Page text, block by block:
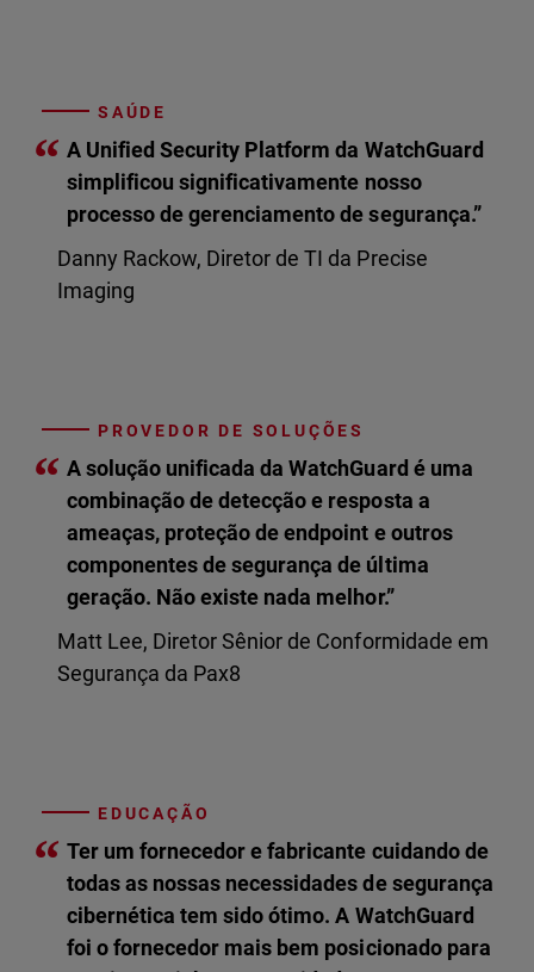
SAÚDE
“ A Unified Security Platform da WatchGuard
simplificou significativamente nosso
processo de gerenciamento de segurança.”
Danny Rackow, Diretor de TI da Precise
Imaging
PROVEDOR DE SOLUÇÕES
“ A solução unificada da WatchGuard é uma
combinação de detecção e resposta a
ameaças, proteção de endpoint e outros
componentes de segurança de última
geração. Não existe nada melhor.”
Matt Lee, Diretor Sênior de Conformidade em
Segurança da Pax8
EDUCAÇÃO
“ Ter um fornecedor e fabricante cuidando de
todas as nossas necessidades de segurança
cibernética tem sido ótimo. A WatchGuard
foi o fornecedor mais bem posicionado para